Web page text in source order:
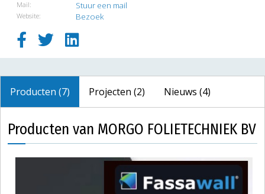
Mail: Stuur een mail
Website: Bezoek
Producten (7) Projecten (2) Nieuws (4)
Producten van MORGO FOLIETECHNIEK BV